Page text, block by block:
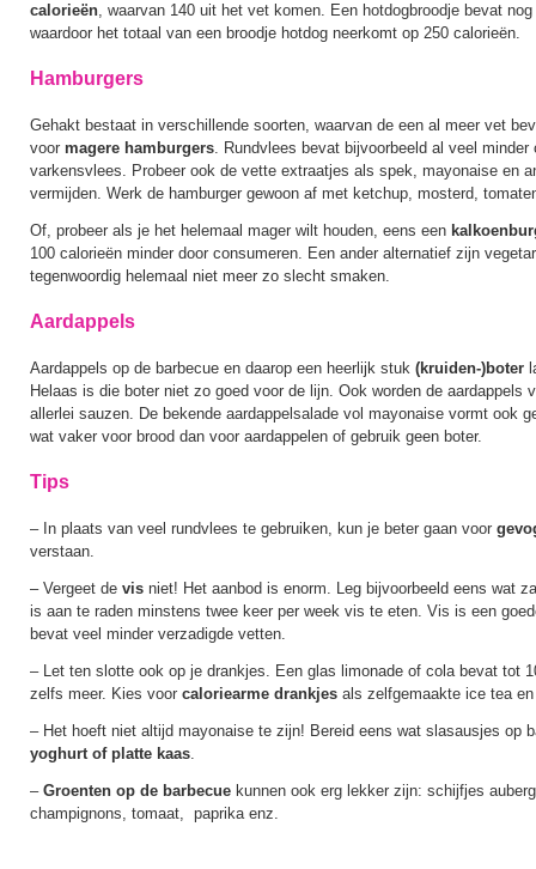
calorieën, waarvan 140 uit het vet komen. Een hotdogbroodje bevat nog
waardoor het totaal van een broodje hotdog neerkomt op 250 calorieën.
Hamburgers
Gehakt bestaat in verschillende soorten, waarvan de een al meer vet
voor magere hamburgers. Rundvlees bevat bijvoorbeeld al veel minder
varkensvlees. Probeer ook de vette extraatjes als spek, mayonaise en
vermijden. Werk de hamburger gewoon af met ketchup, mosterd,
Of, probeer als je het helemaal mager wilt houden, eens een
100 calorieën minder door consumeren. Een ander alternatief zijn
tegenwoordig helemaal niet meer zo slecht smaken.
Aardappels
Aardappels op de barbecue en daarop een heerlijk stuk (kruiden-)boter
Helaas is die boter niet zo goed voor de lijn. Ook worden de aardappels
allerlei sauzen. De bekende aardappelsalade vol mayonaise vormt ook
wat vaker voor brood dan voor aardappelen of gebruik geen boter.
Tips
– In plaats van veel rundvlees te gebruiken, kun je beter gaan voor
verstaan.
– Vergeet de vis niet! Het aanbod is enorm. Leg bijvoorbeeld eens wat
is aan te raden minstens twee keer per week vis te eten. Vis is een
bevat veel minder verzadigde vetten.
– Let ten slotte ook op je drankjes. Een glas limonade of cola bevat tot
zelfs meer. Kies voor caloriearme drankjes als zelfgemaakte ice tea en
– Het hoeft niet altijd mayonaise te zijn! Bereid eens wat slasausjes op
yoghurt of platte kaas.
– Groenten op de barbecue kunnen ook erg lekker zijn: schijfjes
champignons, tomaat, paprika enz.